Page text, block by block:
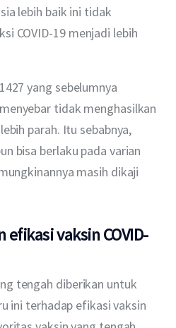
lebih baik ini tidak
COVID-19 menjadi lebih
yang sebelumnya
tidak menghasilkan
parah. Itu sebabnya,
bisa berlaku pada varian
masih dikaji
vaksin COVID-
tengah diberikan untuk
ini terhadap efikasi vaksin